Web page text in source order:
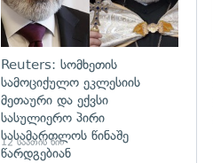
Reuters: სომხეთის
სამოციქულო ეკლესიის
მეთაური და ექვსი
სასულიერო პირი
სასამართლოს წინაშე
წარდგებიან
12 საათის წინ